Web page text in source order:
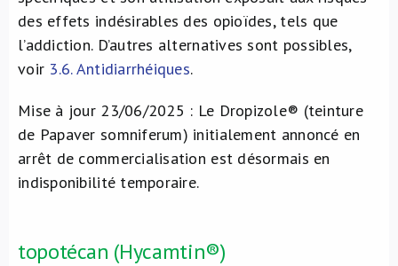
des effets indésirables des opioïdes, tels que
l’addiction. D’autres alternatives sont possibles,
voir 3.6. Antidiarrhéiques.
Mise à jour 23/06/2025 : Le Dropizole® (teinture
de Papaver somniferum) initialement annoncé en
arrêt de commercialisation est désormais en
indisponibilité temporaire.
topotécan (Hycamtin®)